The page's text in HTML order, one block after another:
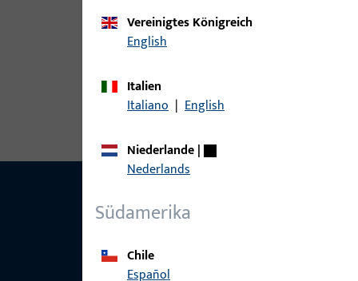
Vereinigtes Königreich
English
Italien
Italiano | English
Niederlande|
Nederlands
Südamerika
Chile
Español